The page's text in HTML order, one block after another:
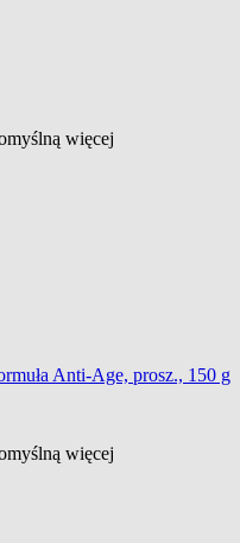
więcej
Anti-Age, prosz., 150 g
więcej